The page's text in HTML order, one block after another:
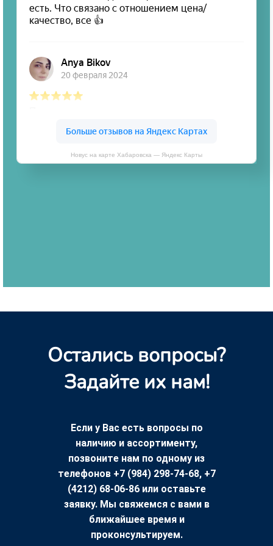
Новус на карте Хабаровска — Яндекс Карты
Остались вопросы?
Задайте их нам!
Если у Вас есть вопросы по
наличию и ассортименту,
позвоните нам по одному из
телефонов +7 (984) 298-74-68, +7
(4212) 68-06-86 или оставьте
заявку. Мы свяжемся с вами в
ближайшее время и
проконсультируем.